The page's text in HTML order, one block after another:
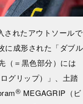
されたアウトソールで
に成形された「ダブル
（＝黒色部分）には
グリップ）」、土踏
® MEGAGRIP（ビ